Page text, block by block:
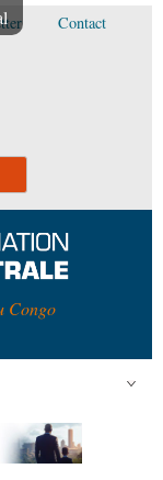
Contact
Congo